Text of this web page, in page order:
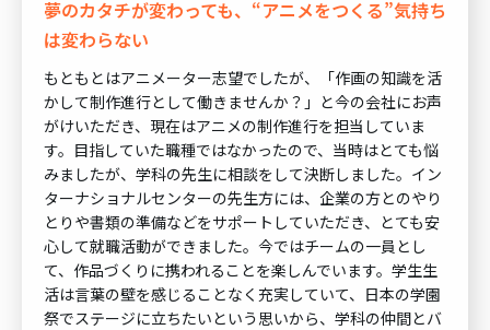
夢のカタチが変わっても、“アニメをつくる”気持ち
は変わらない
もともとはアニメーター志望でしたが、「作画の知識を活
かして制作進行として働きませんか？」と今の会社にお声
がけいただき、現在はアニメの制作進行を担当していま
す。目指していた職種ではなかったので、当時はとても悩
みましたが、学科の先生に相談をして決断しました。イン
ターナショナルセンターの先生方には、企業の方とのやり
とりや書類の準備などをサポートしていただき、とても安
心して就職活動ができました。今ではチームの一員とし
て、作品づくりに携われることを楽しんでいます。学生生
活は言葉の壁を感じることなく充実していて、日本の学園
祭でステージに立ちたいという思いから、学科の仲間とバ